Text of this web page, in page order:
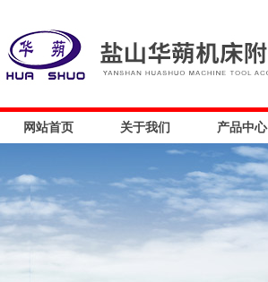
网站首页 关于我们 产品中心